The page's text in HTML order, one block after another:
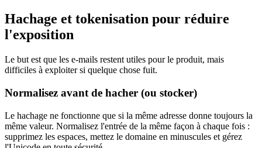
Hachage et tokenisation pour réduire
l'exposition
Le but est que les e-mails restent utiles pour le produit, mais
difficiles à exploiter si quelque chose fuit.
Normalisez avant de hacher (ou stocker)
Le hachage ne fonctionne que si la même adresse donne toujours la
même valeur. Normalisez l'entrée de la même façon à chaque fois :
supprimez les espaces, mettez le domaine en minuscules et gérez